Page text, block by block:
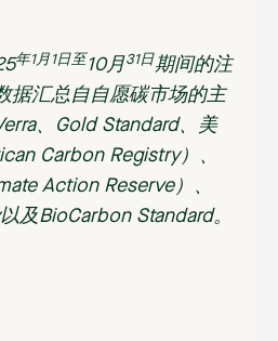
年1月1日至 10月31日期间的注
据汇总自自愿碳市场的主
、Gold Standard、美
Carbon Registry）、
Action Reserve）、
及BioCarbon Standard。